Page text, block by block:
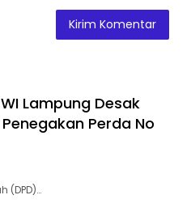
Lampung Desak
Perda No
(DPD)…